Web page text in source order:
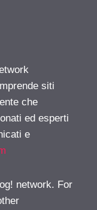
siti
che
ed esperti
e
network. For